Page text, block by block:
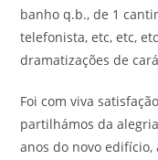
banho q.b., de 1
telefonista, etc, etc,
dramatizações de
Foi com viva
partilhámos da
anos do novo edifício,